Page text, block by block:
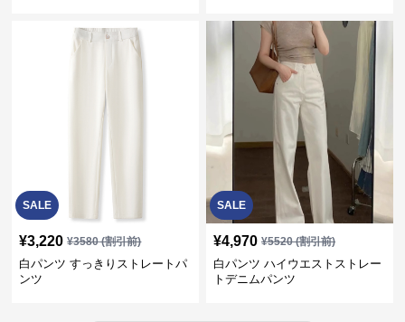
SALE
¥3,220 ¥3580(割引前)
白パンツ すっきりストレートパ
ンツ
SALE
¥4,970 ¥5520(割引前)
白パンツ ハイウエストストレー
トデニムパンツ